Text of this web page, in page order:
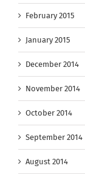
February 2015
January 2015
December 2014
November 2014
October 2014
September 2014
August 2014